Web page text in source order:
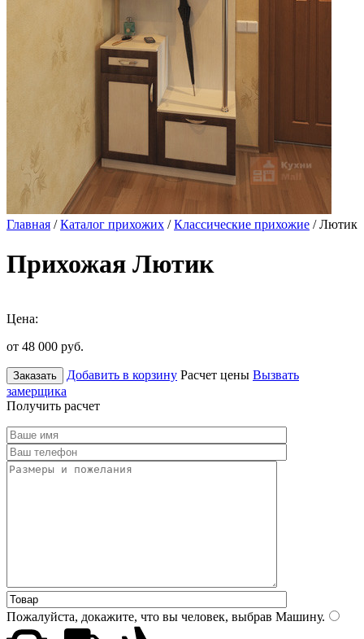
Главная /Каталог прихожих /Классические прихожие / Лютик
Прихожая Лютик
Цена:
от 48 000 руб.
Заказать Добавить в корзину Расчет цены Вызвать
замерщика
Получить расчет
Пожалуйста, докажите, что вы человек, выбрав Машину.